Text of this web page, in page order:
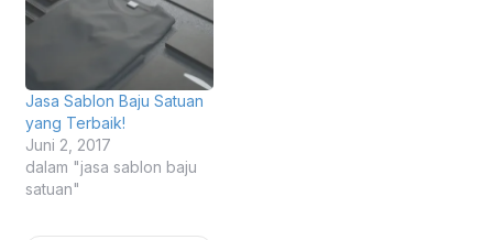
Jasa Sablon Baju Satuan
yang Terbaik!
Juni 2, 2017
dalam "jasa sablon baju
satuan"